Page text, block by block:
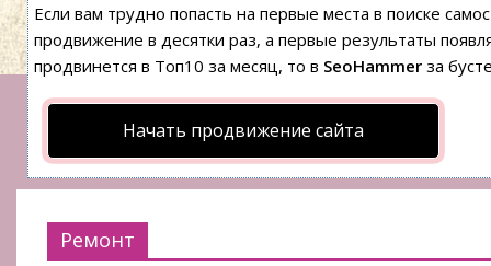
Если вам трудно попасть на первые места в поиске
продвижение в десятки раз, а первые результаты
продвинется в Топ10 за месяц, то в SeoHammerза
Начать продвижение сайта
Ремонт